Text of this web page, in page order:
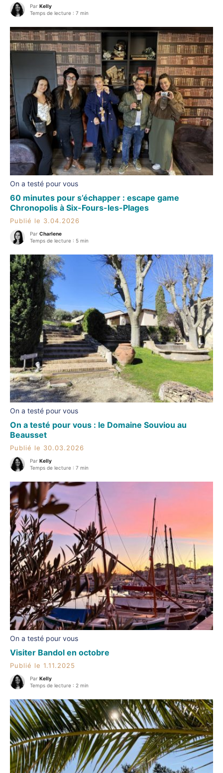
Par Kelly
Temps de lecture : 7 min
On a testé pour vous
60 minutes pour s’échapper : escape game
Chronopolis à Six-Fours-les-Plages
Publié le 3.04.2026
Par Charlene
Temps de lecture : 5 min
On a testé pour vous
On a testé pour vous : le Domaine Souviou au
Beausset
Publié le 30.03.2026
Par Kelly
Temps de lecture : 7 min
On a testé pour vous
Visiter Bandol en octobre
Publié le 1.11.2025
Par Kelly
Temps de lecture : 2 min